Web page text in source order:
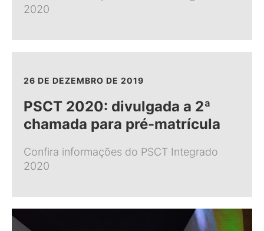
2020
26 DE DEZEMBRO DE 2019
PSCT 2020: divulgada a 2ª
chamada para pré-matrícula
Confira informações do PSCT Integrado
2020